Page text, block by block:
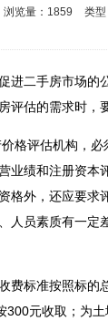
浏览量：1859 类型
进二手房市场
估的需求时，
格评估机构，
业绩和注册资
格外，还应要
人员素质有一
费标准按照标
元收取；为